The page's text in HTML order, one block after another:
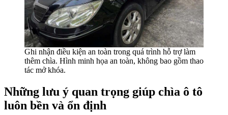
Ghi nhận điều kiện an toàn trong quá trình hỗ trợ làm
thêm chìa. Hình minh họa an toàn, không bao gồm thao
tác mở khóa.
Những lưu ý quan trọng giúp chìa ô tô
luôn bền và ổn định